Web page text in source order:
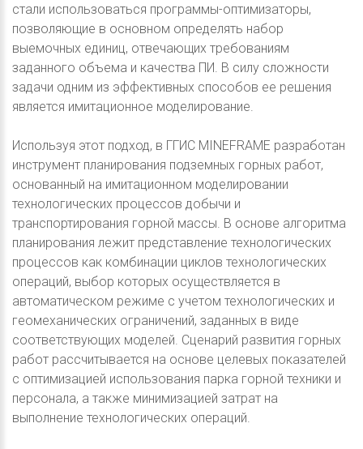
стали использоваться программы-оптимизаторы,
позволяющие в основном определять набор
выемочных единиц, отвечающих требованиям
заданного объема и качества ПИ. В силу сложности
задачи одним из эффективных способов ее решения
является имитационное моделирование.
Используя этот подход, в ГГИС MINEFRAME разработан
инструмент планирования подземных горных работ,
основанный на имитационном моделировании
технологических процессов добычи и
транспортирования горной массы. В основе алгоритма
планирования лежит представление технологических
процессов как комбинации циклов технологических
операций, выбор которых осуществляется в
автоматическом режиме с учетом технологических и
геомеханических ограничений, заданных в виде
соответствующих моделей. Сценарий развития горных
работ рассчитывается на основе целевых показателей
с оптимизацией использования парка горной техники и
персонала, а также минимизацией затрат на
выполнение технологических операций.